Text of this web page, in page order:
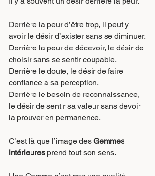
Derrière la peur d’être trop, il peut y
avoir le désir d’exister sans se diminuer.
Derrière la peur de décevoir, le désir de
choisir sans se sentir coupable.
Derrière le doute, le désir de faire
confiance à sa perception.
Derrière le besoin de reconnaissance,
le désir de sentir sa valeur sans devoir
la prouver en permanence.
C’est là que l’image des Gemmes
intérieures prend tout son sens.